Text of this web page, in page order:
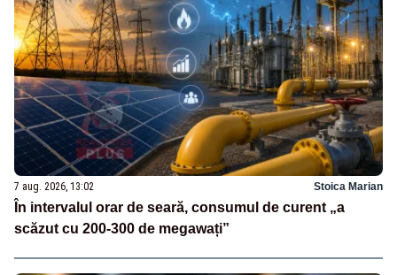
7 aug. 2026, 13:02 Stoica Marian
În intervalul orar de seară, consumul de curent „a
scăzut cu 200-300 de megawați”